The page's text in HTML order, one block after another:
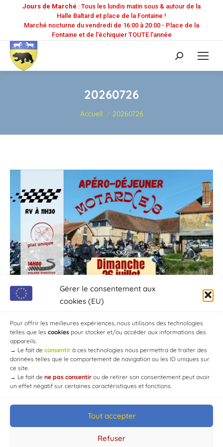
Gérer le consentement aux
cookies (EU)
Pour offrir les meilleures expériences, nous utilisons des technologies
telles que les cookies pour stocker et/ou accéder aux informations des
appareils.
→ Le fait de consentir à ces technologies nous permettra de traiter des
données telles que le comportement de navigation ou les ID uniques sur
ce site.
→ Le fait de ne pas consentir ou de retirer son consentement peut avoir
un effet négatif sur certaines caractéristiques et fonctions.
Tout accepter
Refuser
Jours de Marché : Tous les lundis matin sous & autour de la
Halle Baltard et place de la Fontaine !
Marché nocturne du vendredi de 16:00 à 20:00 - Place de la
Fontaine et de l'échiquier TOUTE l'année
Recherche
:
20260726
Vous êtes ici :
Accueil 20260726
© Mairie de Chaource [2004-2024] | Tous droits réservés.
Developed byWEB3-DESIGN